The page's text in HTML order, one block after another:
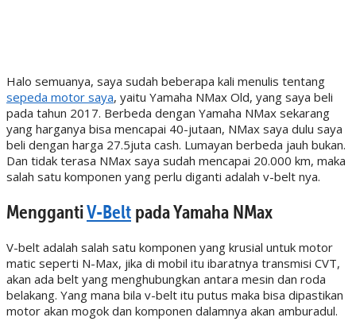
Halo semuanya, saya sudah beberapa kali menulis tentang
sepeda motor saya, yaitu Yamaha NMax Old, yang saya beli
pada tahun 2017. Berbeda dengan Yamaha NMax sekarang
yang harganya bisa mencapai 40-jutaan, NMax saya dulu saya
beli dengan harga 27.5juta cash. Lumayan berbeda jauh bukan.
Dan tidak terasa NMax saya sudah mencapai 20.000 km, maka
salah satu komponen yang perlu diganti adalah v-belt nya.
MenggantiV-Belt pada Yamaha NMax
V-belt adalah salah satu komponen yang krusial untuk motor
matic seperti N-Max, jika di mobil itu ibaratnya transmisi CVT,
akan ada belt yang menghubungkan antara mesin dan roda
belakang. Yang mana bila v-belt itu putus maka bisa dipastikan
motor akan mogok dan komponen dalamnya akan amburadul.